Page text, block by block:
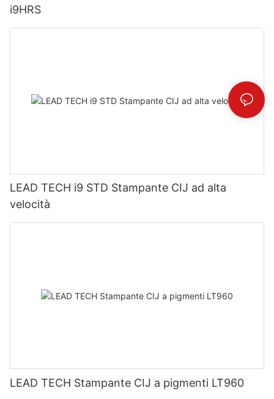
i9HRS
LEAD TECH i9 STD Stampante CIJ ad alta
velocità
LEAD TECH Stampante CIJ a pigmenti LT960